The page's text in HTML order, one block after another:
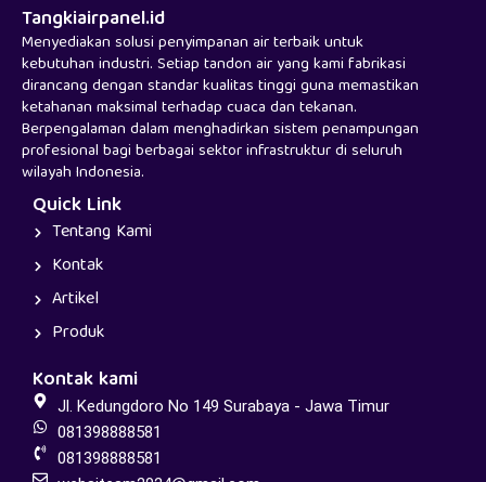
Tangkiairpanel.id
Menyediakan solusi penyimpanan air terbaik untuk
kebutuhan industri. Setiap tandon air yang kami fabrikasi
dirancang dengan standar kualitas tinggi guna memastikan
ketahanan maksimal terhadap cuaca dan tekanan.
Berpengalaman dalam menghadirkan sistem penampungan
profesional bagi berbagai sektor infrastruktur di seluruh
wilayah Indonesia.
Quick Link
Tentang Kami
Kontak
Artikel
Produk
Kontak kami
Jl. Kedungdoro No 149 Surabaya - Jawa Timur
081398888581
081398888581